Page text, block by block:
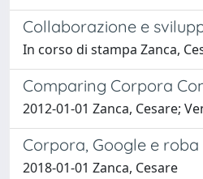
Collaborazione e
In corso di stampa Zanca,
Comparing Corpora
2012-01-01 Zanca, Cesare;
Corpora, Google e
2018-01-01 Zanca, Cesare